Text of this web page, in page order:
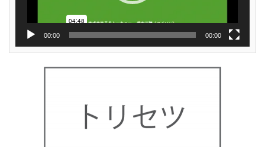
00:00 00:00